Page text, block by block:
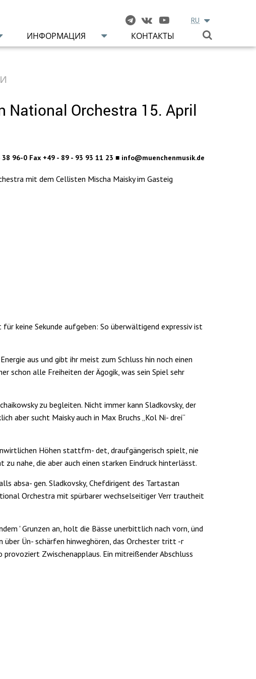
RU
ИНФОРМАЦИЯ КОНТАКТЫ
National Orchestra 15. April
96-0 Fax +49 - 89 - 93 93 11 23 ■ info@muenchenmusik.de
mit dem Cellisten Mischa Maisky im Gasteig
keine Se­kunde aufgeben: So überwälti­gend expressiv ist
aus und gibt ihr meist zum Schluss hin noch einen
schon alle Freiheiten der Ägogik, was sein Spiel sehr
zu begleiten. Nicht immer kann Sladkovsky, der
aber sucht Maisky auch in Max Bruchs „Kol Ni- drei“
Höhen stattfm- det, draufgängerisch spielt, nie
nahe, die aber auch einen star­ken Eindruck hinterlässt.
absa- gen. Sladkovsky, Chefdirigent des Tartastan
Orchestra mit spürbarer wechselseitiger Verr trautheit
' Grunzen an, holt die Bässe un­erbittlich nach vorn, ünd
Ün- schärfen hinweghören, das Or­chester tritt -г
Zwischen­applaus. Ein mitreißender Ab­schluss